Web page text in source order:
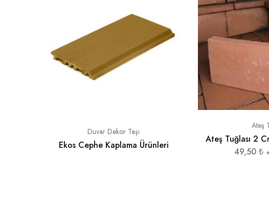
Duvar Dekor Taşı
Ekos Cephe Kaplama Ürünleri
Ateş
Ateş Tuğlası 2
49,50 ₺